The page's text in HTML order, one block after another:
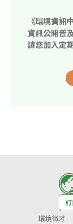
《環境資訊
資訊公開普
請您加入定
環境徵才